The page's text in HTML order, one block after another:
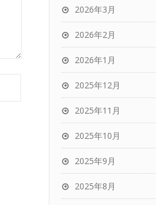
2026年3月
2026年2月
2026年1月
2025年12月
2025年11月
2025年10月
2025年9月
2025年8月